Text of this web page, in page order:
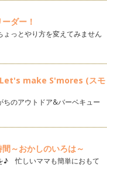
いいますが、それはな
？！
、ママもこの時期多い
っていますか？ ドラッ
…
？～ママもパパもお産
の【体で訴える言葉】
ダー！
っとやり方を変えてみません
make S'mores (スモ
のアウトドア&バーベキュー
～おかしのいろは～
♪ 忙しいママも簡単におもて